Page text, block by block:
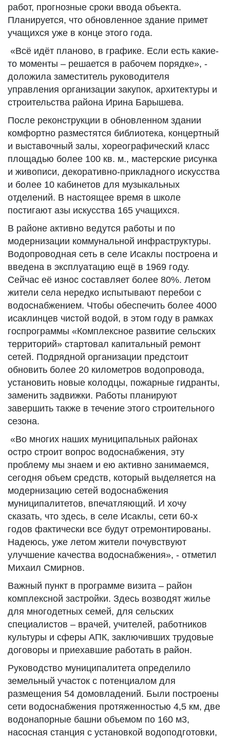
работ, прогнозные сроки ввода объекта.
Планируется, что обновленное здание примет
учащихся уже в конце этого года.
«Всё идёт планово, в графике. Если есть какие-
то моменты – решается в рабочем порядке», -
доложила заместитель руководителя
управления организации закупок, архитектуры и
строительства района Ирина Барышева.
После реконструкции в обновленном здании
комфортно разместятся библиотека, концертный
и выставочный залы, хореографический класс
площадью более 100 кв. м., мастерские рисунка
и живописи, декоративно-прикладного искусства
и более 10 кабинетов для музыкальных
отделений. В настоящее время в школе
постигают азы искусства 165 учащихся.
В районе активно ведутся работы и по
модернизации коммунальной инфраструктуры.
Водопроводная сеть в селе Исаклы построена и
введена в эксплуатацию ещё в 1969 году.
Сейчас её износ составляет более 80%. Летом
жители села нередко испытывают перебои с
водоснабжением. Чтобы обеспечить более 4000
исаклинцев чистой водой, в этом году в рамках
госпрограммы «Комплексное развитие сельских
территорий» стартовал капитальный ремонт
сетей. Подрядной организации предстоит
обновить более 20 километров водопровода,
установить новые колодцы, пожарные гидранты,
заменить задвижки. Работы планируют
завершить также в течение этого строительного
сезона.
«Во многих наших муниципальных районах
остро строит вопрос водоснабжения, эту
проблему мы знаем и ею активно занимаемся,
сегодня объем средств, который выделяется на
модернизацию сетей водоснабжения
муниципалитетов, впечатляющий. И хочу
сказать, что здесь, в селе Исаклы, сети 60-х
годов фактически все будут отремонтированы.
Надеюсь, уже летом жители почувствуют
улучшение качества водоснабжения», - отметил
Михаил Смирнов.
Важный пункт в программе визита – район
комплексной застройки. Здесь возводят жилье
для многодетных семей, для сельских
специалистов – врачей, учителей, работников
культуры и сферы АПК, заключивших трудовые
договоры и приехавшие работать в район.
Руководство муниципалитета определило
земельный участок с потенциалом для
размещения 54 домовладений. Были построены
сети водоснабжения протяженностью 4,5 км, две
водонапорные башни объемом по 160 м3,
насосная станция с установкой водоподготовки,